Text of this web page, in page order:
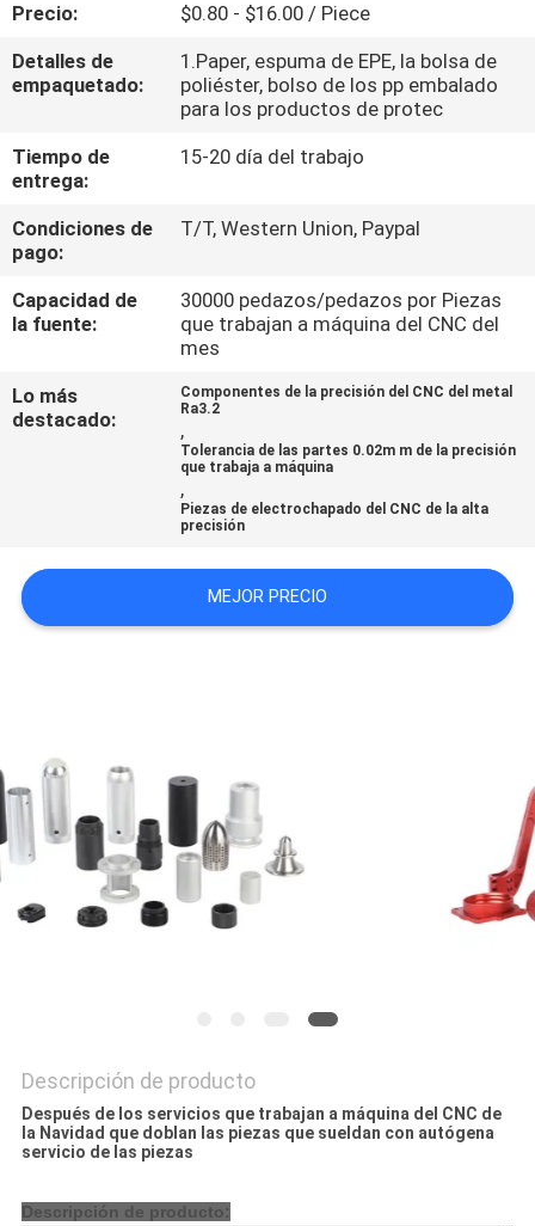
CALIDAD
CONTACTA
CON
NOSOTROS
NOTICIAS
SOLICITAR
UNA
CITA
SITIO
Precio:
$0.80 - $16.00 / Piece
Detalles de
empaquetado:
1.Paper, espuma de EPE, la bolsa de
poliéster, bolso de los pp embalado
para los productos de protec
Tiempo de
entrega:
15-20 día del trabajo
Condiciones de
pago:
T/T, Western Union, Paypal
Capacidad de
la fuente:
30000 pedazos/pedazos por Piezas
que trabajan a máquina del CNC del
mes
Lo más
destacado:
Componentes de la precisión del CNC del metal
Ra3.2
,
Tolerancia de las partes 0.02m m de la precisión
que trabaja a máquina
,
Piezas de electrochapado del CNC de la alta
precisión
MEJOR PRECIO
Descripción de producto
Después de los servicios que trabajan a máquina del CNC de
la Navidad que doblan las piezas que sueldan con autógena
servicio de las piezas
Descripción de producto: